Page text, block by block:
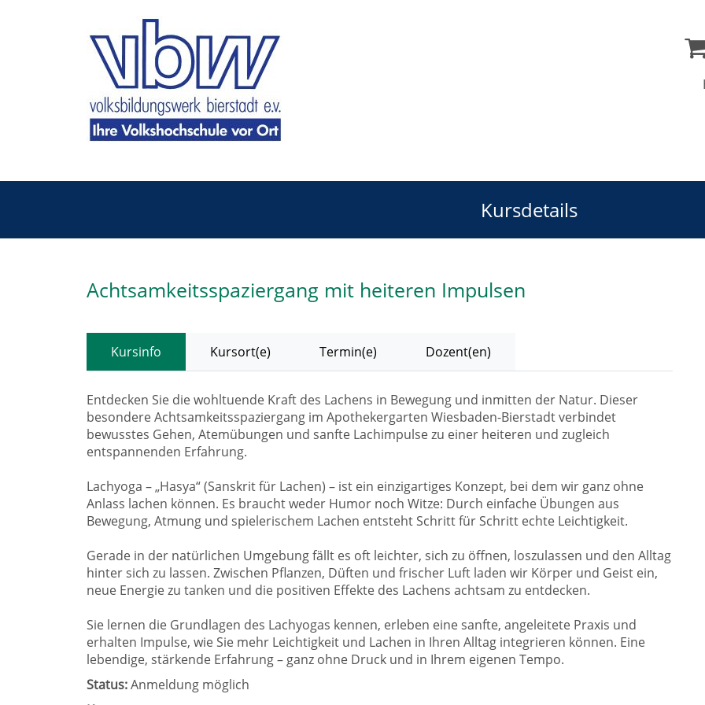
Kursdetails
Achtsamkeitsspaziergang mit heiteren Impulsen
Kursinfo Kursort(e) Termin(e) Dozent(en)
Entdecken Sie die wohltuende Kraft des Lachens in Bewegung und inmitten der Natur. Dieser
besondere Achtsamkeitsspaziergang im Apothekergarten Wiesbaden-Bierstadt verbindet
bewusstes Gehen, Atemübungen und sanfte Lachimpulse zu einer heiteren und zugleich
entspannenden Erfahrung.
Lachyoga – „Hasya“ (Sanskrit für Lachen) – ist ein einzigartiges Konzept, bei dem wir ganz ohne
Anlass lachen können. Es braucht weder Humor noch Witze: Durch einfache Übungen aus
Bewegung, Atmung und spielerischem Lachen entsteht Schritt für Schritt echte Leichtigkeit.
Gerade in der natürlichen Umgebung fällt es oft leichter, sich zu öffnen, loszulassen und den Alltag
hinter sich zu lassen. Zwischen Pflanzen, Düften und frischer Luft laden wir Körper und Geist ein,
neue Energie zu tanken und die positiven Effekte des Lachens achtsam zu entdecken.
Sie lernen die Grundlagen des Lachyogas kennen, erleben eine sanfte, angeleitete Praxis und
erhalten Impulse, wie Sie mehr Leichtigkeit und Lachen in Ihren Alltag integrieren können. Eine
lebendige, stärkende Erfahrung – ganz ohne Druck und in Ihrem eigenen Tempo.
Status: Anmeldung möglich